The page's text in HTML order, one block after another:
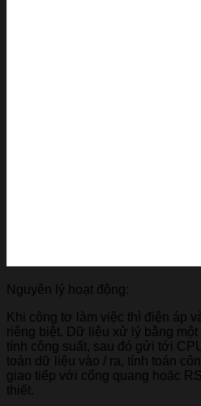
Nguyên lý hoạt động:
Khi công tơ làm việc thì điện áp
riêng biệt. Dữ liệu xử lý bằng
tính công suất, sau đó gửi tới
toán dữ liệu vào / ra, tính toán
giao tiếp với cổng quang hoặc
thiết.